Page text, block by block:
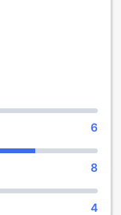
6
8
4